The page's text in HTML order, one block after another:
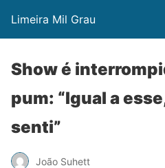
Limeira Mil Grau
Show é
pum: “Igual a
senti”
João Suhett